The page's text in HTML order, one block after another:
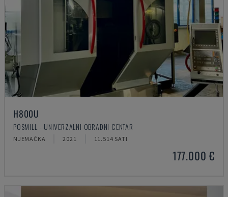
H800U
POSMILL - UNIVERZALNI OBRADNI CENTAR
NJEMAČKA 2021 11.514 SATI
177.000 €